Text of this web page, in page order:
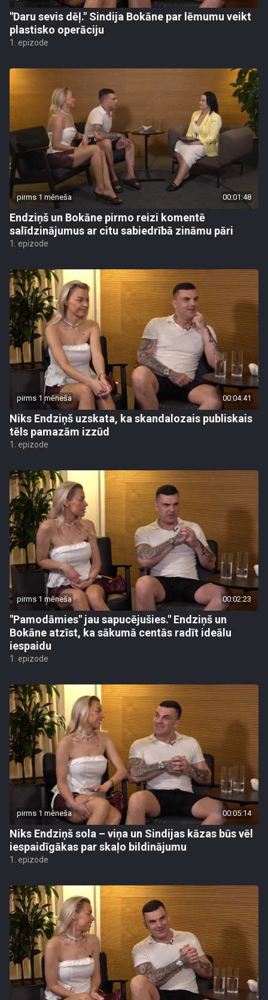
"Daru sevis dēļ." Sindija Bokāne par lēmumu veikt
plastisko operāciju
1. epizode
pirms 1 mēneša 00:01:48
Endziņš un Bokāne pirmo reizi komentē
salīdzinājumus ar citu sabiedrībā zināmu pāri
1. epizode
pirms 1 mēneša 00:04:41
Niks Endziņš uzskata, ka skandalozais publiskais
tēls pamazām izzūd
1. epizode
pirms 1 mēneša 00:02:23
"Pamodāmies" jau sapucējušies." Endziņš un
Bokāne atzīst, ka sākumā centās radīt ideālu
iespaidu
1. epizode
pirms 1 mēneša 00:05:14
Niks Endziņš sola – viņa un Sindijas kāzas būs vēl
iespaidīgākas par skaļo bildinājumu
1. epizode